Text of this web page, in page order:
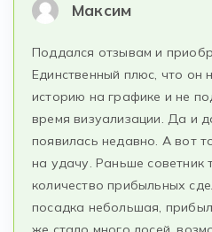
Максим
Поддался отзывам и
Единственный плюс, что он
историю на графике и не
время визуализации. Да и
появилась недавно. А вот
на удачу. Раньше советник
количество прибыльных
посадка небольшая,